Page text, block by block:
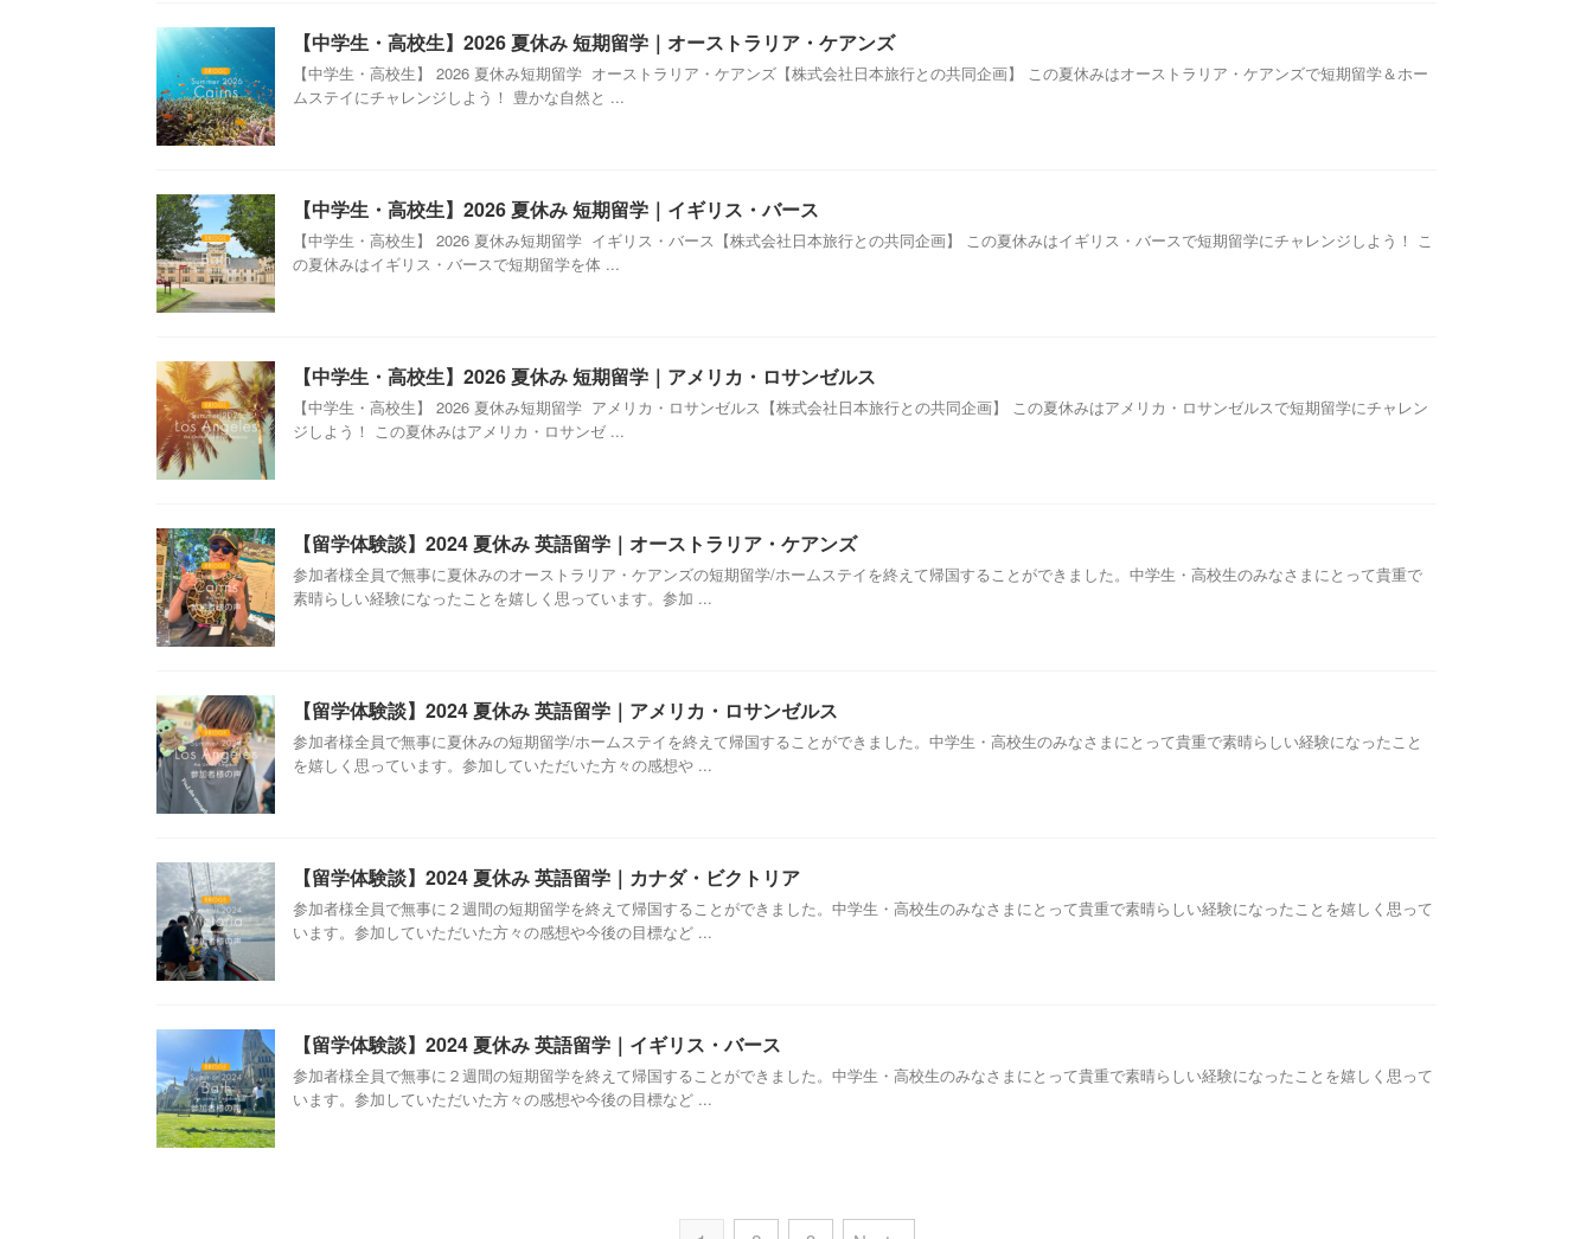
【中学生・高校生】2026 夏休み 短期留学｜オーストラリア・ケアンズ
【中学生・高校生】 2026 夏休み短期留学 オーストラリア・ケアンズ【株式会社日本旅行との共同企画】 この夏休みはオーストラリア・ケアンズで短期留学＆ホー
ムステイにチャレンジしよう！ 豊かな自然と ...
【中学生・高校生】2026 夏休み 短期留学｜イギリス・バース
【中学生・高校生】 2026 夏休み短期留学 イギリス・バース【株式会社日本旅行との共同企画】 この夏休みはイギリス・バースで短期留学にチャレンジしよう！ こ
の夏休みはイギリス・バースで短期留学を体 ...
【中学生・高校生】2026 夏休み 短期留学｜アメリカ・ロサンゼルス
【中学生・高校生】 2026 夏休み短期留学 アメリカ・ロサンゼルス【株式会社日本旅行との共同企画】 この夏休みはアメリカ・ロサンゼルスで短期留学にチャレン
ジしよう！ この夏休みはアメリカ・ロサンゼ ...
【留学体験談】2024 夏休み 英語留学｜オーストラリア・ケアンズ
参加者様全員で無事に夏休みのオーストラリア・ケアンズの短期留学/ホームステイを終えて帰国することができました。中学生・高校生のみなさまにとって貴重で
素晴らしい経験になったことを嬉しく思っています。参加 ...
【留学体験談】2024 夏休み 英語留学｜アメリカ・ロサンゼルス
参加者様全員で無事に夏休みの短期留学/ホームステイを終えて帰国することができました。中学生・高校生のみなさまにとって貴重で素晴らしい経験になったこと
を嬉しく思っています。参加していただいた方々の感想や ...
【留学体験談】2024 夏休み 英語留学｜カナダ・ビクトリア
参加者様全員で無事に２週間の短期留学を終えて帰国することができました。中学生・高校生のみなさまにとって貴重で素晴らしい経験になったことを嬉しく思って
います。参加していただいた方々の感想や今後の目標など ...
【留学体験談】2024 夏休み 英語留学｜イギリス・バース
参加者様全員で無事に２週間の短期留学を終えて帰国することができました。中学生・高校生のみなさまにとって貴重で素晴らしい経験になったことを嬉しく思って
います。参加していただいた方々の感想や今後の目標など ...